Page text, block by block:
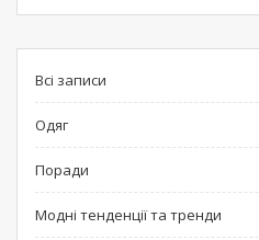
Всі записи
Одяг
Поради
Модні тенденції та тренди